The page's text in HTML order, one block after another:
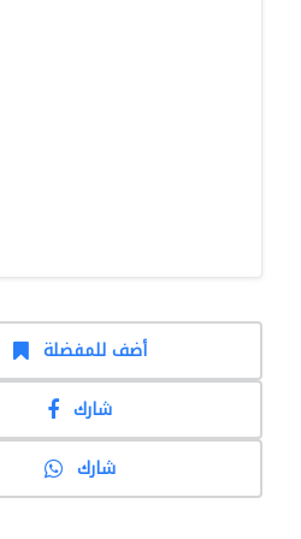
أضف للمفضلة
شارك
شارك